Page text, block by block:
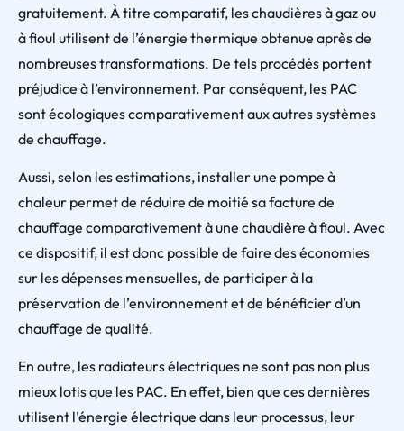
gratuitement. À titre comparatif, les chaudières à gaz ou
à fioul utilisent de l’énergie thermique obtenue après de
nombreuses transformations. De tels procédés portent
préjudice à l’environnement. Par conséquent, les PAC
sont écologiques comparativement aux autres systèmes
de chauffage.
Aussi, selon les estimations, installer une pompe à
chaleur permet de réduire de moitié sa facture de
chauffage comparativement à une chaudière à fioul. Avec
ce dispositif, il est donc possible de faire des économies
sur les dépenses mensuelles, de participer à la
préservation de l’environnement et de bénéficier d’un
chauffage de qualité.
En outre, les radiateurs électriques ne sont pas non plus
mieux lotis que les PAC. En effet, bien que ces dernières
utilisent l’énergie électrique dans leur processus, leur